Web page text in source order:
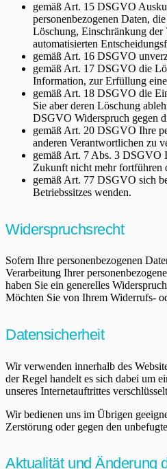
gemäß Art. 15 DSGVO
personenbezogenen Daten,
Löschung, Einschränkung der
automatisierten
gemäß Art. 16 DSGVO
gemäß Art. 17 DSGVO die
Information, zur Erfüllung
gemäß Art. 18 DSGVO die
Sie aber deren Löschung
DSGVO Widerspruch gegen
gemäß Art. 20 DSGVO Ihre
anderen Verantwortlichen zu
gemäß Art. 7 Abs. 3 DSGVO
Zukunft nicht mehr fortführen
gemäß Art. 77 DSGVO sich
Betriebssitzes wenden.
Widerspruchsrecht
Sofern Ihre personenbezogenen
Verarbeitung Ihrer
haben Sie ein generelles
Möchten Sie von Ihrem Widerrufs-
Datensicherheit
Wir verwenden innerhalb des
der Regel handelt es sich dabei um
unseres Internetauftrittes
Wir bedienen uns im Übrigen
Zerstörung oder gegen den
Aktualität und Änderung